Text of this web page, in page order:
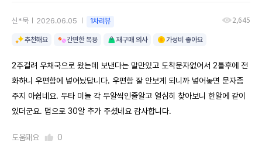
신*묵 2026.06.05 1차리뷰 2,645
추천해요 간편한 복용 재구매 의사 가성비 좋아요
2주걸려 우채국으로 왔는데 보낸다는 말만있고 도착문자없어서 2틀후에 전
화하니 우편함에 넣어놨답니다. 우편함 잘 안보게 되니까 넣어놓면 문자좀
주지 아쉽네요. 두타 미놀 각 두알씩인줄알고 열심히 찾아보니 한알에 같이
있더군요. 덤으로 30알 추가 주셨네요 감사합니다.
도움돼요 0